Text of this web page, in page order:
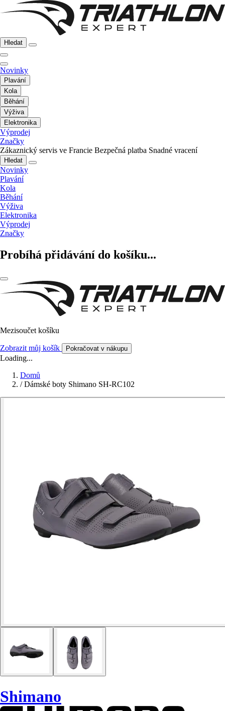
Hledat
Novinky
Plavání
Kola
Běhání
Výživa
Elektronika
Výprodej
Značky
Zákaznický servis ve Francie Bezpečná platba Snadné vracení
Hledat
Novinky
Plavání
Kola
Běhání
Výživa
Elektronika
Výprodej
Značky
Probíhá přidávání do košíku...
Mezisoučet košíku
Zobrazit můj košík Pokračovat v nákupu
Loading...
Domů
/ Dámské boty Shimano SH-RC102
Shimano